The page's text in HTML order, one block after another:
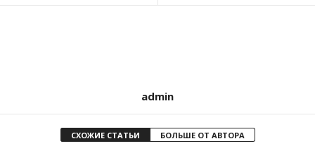
admin
СХОЖИЕ СТАТЬИ БОЛЬШЕ ОТ АВТОРА